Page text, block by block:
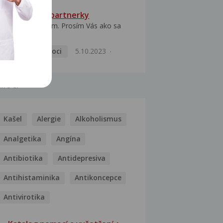
HPV typ 52 u partnerky
Dobrý deň prajem. Prosím Vás ako sa
Pohlavní nemoci
5.10.2023
Kašel Alergie Alkoholismus
Analgetika Angína
Antibiotika Antidepresiva
Antihistaminika Antikoncepce
Antivirotika